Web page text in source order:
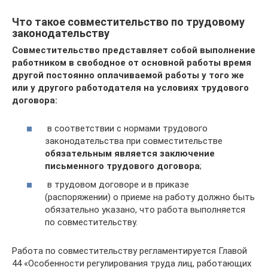
Что такое совместительство по трудовому
законодательству
Совместительство представляет собой выполнение
работником в свободное от основной работы время
другой постоянно оплачиваемой работы у того же
или у другого работодателя на условиях трудового
договора:
в соответствии с нормами трудового
законодательства при совместительстве
обязательным является заключение
письменного трудового договора;
в трудовом договоре и в приказе
(распоряжении) о приеме на работу должно быть
обязательно указано, что работа выполняется
по совместительству.
Работа по совместительству регламентируется Главой
44 «Особенности регулирования труда лиц, работающих